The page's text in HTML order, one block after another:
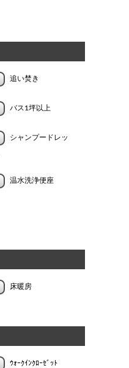
追い焚き
バス1坪以上
シャンプードレッ
温水洗浄便座
床暖房
ｳｫｰｸｲﾝｸﾛｰｾﾞｯﾄ